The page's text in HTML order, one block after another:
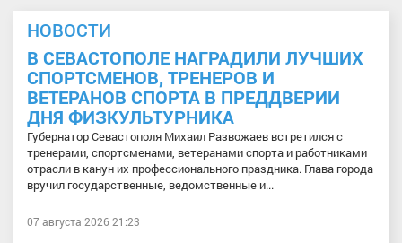
НОВОСТИ
В СЕВАСТОПОЛЕ НАГРАДИЛИ ЛУЧШИХ
СПОРТСМЕНОВ, ТРЕНЕРОВ И
ВЕТЕРАНОВ СПОРТА В ПРЕДДВЕРИИ
ДНЯ ФИЗКУЛЬТУРНИКА
Губернатор Севастополя Михаил Развожаев встретился с
тренерами, спортсменами, ветеранами спорта и работниками
отрасли в канун их профессионального праздника. Глава города
вручил государственные, ведомственные и...
07 августа 2026 21:23